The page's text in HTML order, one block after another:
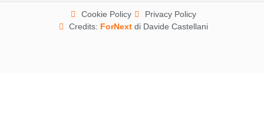
Cookie Policy
Privacy Policy
Credits: ForNextdi Davide Castellani